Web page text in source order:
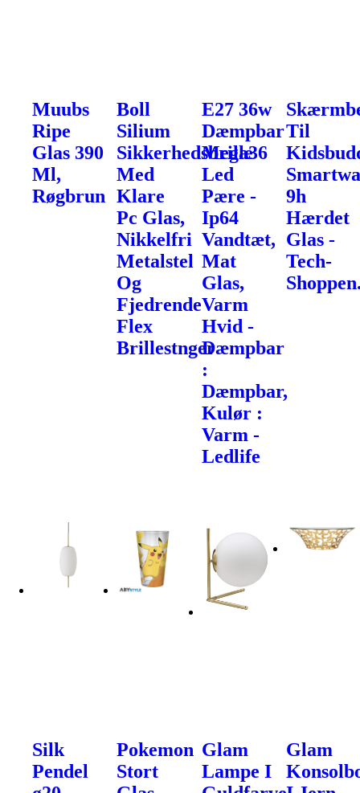
Muubs
Ripe
Glas 390
Ml,
Røgbrun
Boll
Silium
Sikkerhedsbrille
Med
Klare
Pc Glas,
Nikkelfri
Metalstel
Og
Fjedrende
Flex
Brillestnger
E27 36w
Dæmpbar
Mega36
Led
Pære -
Ip64
Vandtæt,
Mat
Glas,
Varm
Hvid -
Dæmpbar
:
Dæmpbar,
Kulør :
Varm -
Ledlife
Til
9h
Hærdet
Glas -
Tech-
Silk
Pendel
Pokemon
Stort
Glam
Lampe I
Glam